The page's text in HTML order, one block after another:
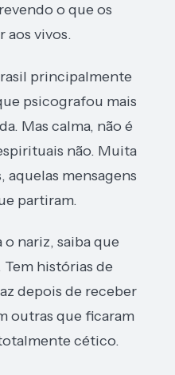
o que os
aos vivos.
principalmente
psicografou mais
Mas calma, não é
não. Muita
aquelas mensagens
partiram.
o nariz, saiba que
histórias de
depois de receber
outras que ficaram
cético.